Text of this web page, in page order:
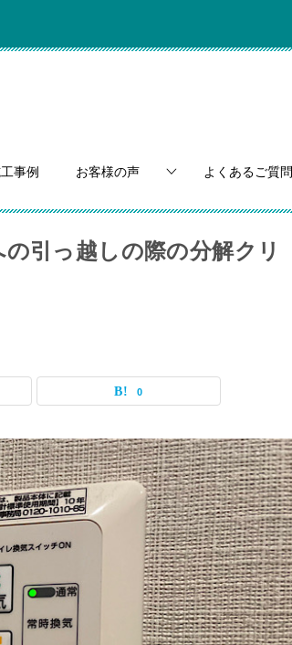
事例 お客様の声 よくあるご質問
引っ越しの際の分解クリ
0